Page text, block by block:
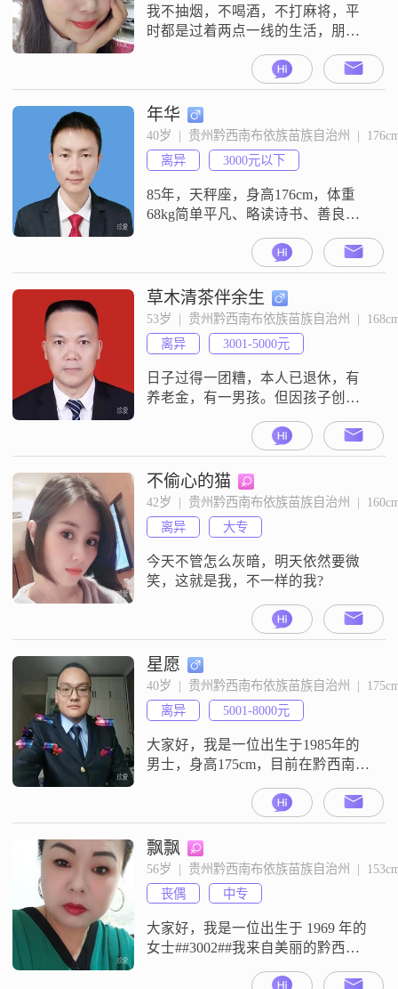
活，喜欢精致的生活方式，这让我
在忙碌
我不抽烟，不喝酒，不打麻将，平
时都是过着两点一线的生活，朋友
圈比较宅，圈子很单纯，喜欢做
菜，喜欢烘焙，喜欢旅游，比较居
家，我也想找一个和我一样单纯简
单，不复杂的人携手同行。
年华
40岁  |  贵州黔西南布依族苗族自治州  |
离异
3000元以下
85年，天秤座，身高176cm，体重
68kg简单平凡、略读诗书、善良温
创业、离异不抽烟、不喝酒、不打
牌、无债无贷阅读、画画、烹饪、
旅游、相信缘分
草木清茶伴余生
53岁  |  贵州黔西南布依族苗族自治州  |
离异
3001-5000元
日子过得一团糟，本人已退休，有
养老金，有一男孩。但因孩子创业
债。现与儿子居住在兴义，有房
贷，有车一辆共用。
不偷心的猫
42岁  |  贵州黔西南布依族苗族自治州  |
离异
大专
今天不管怎么灰暗，明天依然要微
笑，这就是我，不一样的我?
星愿
40岁  |  贵州黔西南布依族苗族自治州  |
离异
5001-8000元
大家好，我是一位出生于1985年的
男士，身高175cm，目前在黔西南布
月收入在5001到8000元之间，拥有
大学本科学历##3002##我性格幽默
风趣，喜欢与人交流，外向的性格
让我在各种社交场合都能自如应对
##3002##我对待生活态度积极，责
任感强，尤其在家庭方面，我认为
家庭是最
飘飘
56岁  |  贵州黔西南布依族苗族自治州  |
丧偶
中专
大家好，我是一位出生于 1969 年的
女士##3002##我来自美丽的黔西南